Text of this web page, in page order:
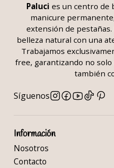
Paluci es un centro de
manicure
extensión de
belleza natural con una
Trabajamos
free, garantizando no
también
Síguenos
Información
Nosotros
Contacto